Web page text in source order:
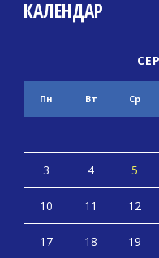
КАЛЕНДАР
Пн Вт Ср
3 4 5
10 11 12
17 18 19